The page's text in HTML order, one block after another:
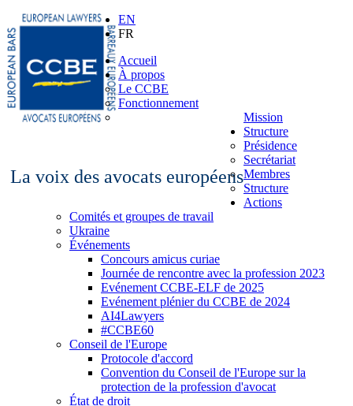
La voix des avocats européens
EN
FR
Accueil
À propos
Le CCBE
Fonctionnement
Mission
Structure
Présidence
Secrétariat
Membres
Structure
Actions
Comités et groupes de travail
Ukraine
Événements
Concours amicus curiae
Journée de rencontre avec la profession 2023
Evénement CCBE-ELF de 2025
Evénement plénier du CCBE de 2024
AI4Lawyers
#CCBE60
Conseil de l'Europe
Protocole d'accord
Convention du Conseil de l'Europe sur la
protection de la profession d'avocat
État de droit